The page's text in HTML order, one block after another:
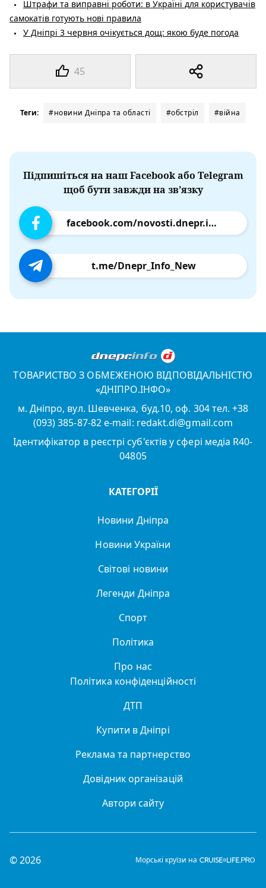
45
Штрафи та виправні роботи: в Україні для користувачів
самокатів готують нові правила
У Дніпрі 3 червня очікується дощ: якою буде погода
Теги: #новини Дніпра та області #обстріл #війна
Підпишіться на наш Facebook або Telegram
щоб бути завжди на зв’язку
facebook.com/novosti.dnepr.info
t.me/Dnepr_Info_New
ТОВАРИСТВО З ОБМЕЖЕНОЮ ВІДПОВІДАЛЬНІСТЮ
«ДНІПРО.ІНФО»
м. Дніпро, вул. Шевченка, буд.10, оф. 304 тел. +38
(093) 385-87-82 e-mail: redakt.di@gmail.com
Ідентифікатор в реєстрі суб'єктів у сфері медіа R40-
04805
КАТЕГОРІЇ
Новини Дніпра
Новини України
Світові новини
Легенди Дніпра
Спорт
Політика
Про нас
Політика конфіденційності
ДТП
Купити в Дніпрі
Реклама та партнерство
Довідник організацій
Автори сайту
© 2026 Морські круїзи на